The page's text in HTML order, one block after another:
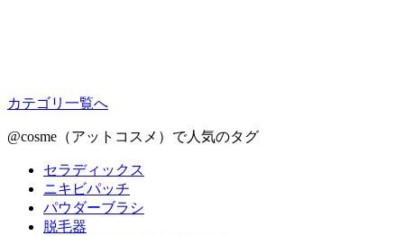
カテゴリ一覧へ
@cosme（アットコスメ）で人気のタグ
セラディックス
ニキビパッチ
パウダーブラシ
脱毛器